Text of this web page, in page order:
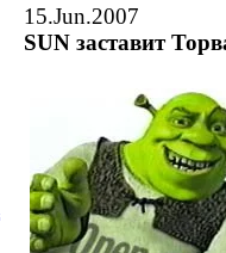
15.Jun.2007
SUN заставит